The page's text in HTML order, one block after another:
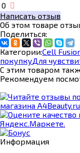
0
Написать отзыв
Об этом товаре
Поделиться:
Категории:Cell
покупкуДля
С этим товаром
Рекомендуем
Информация